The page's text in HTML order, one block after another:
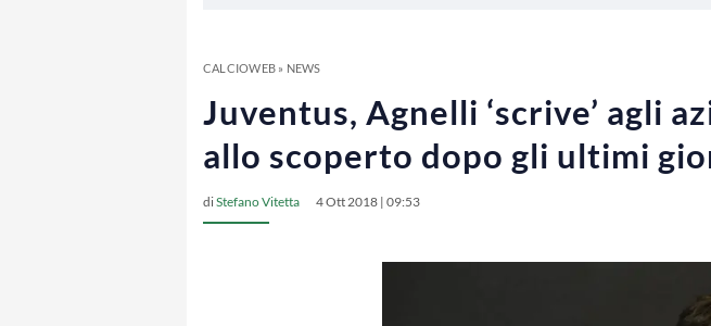
CALCIOWEB» NEWS
Juventus, Agnelli ‘scrive’ agli
allo scoperto dopo gli ultimi
diStefano Vitetta 4 Ott 2018 | 09:53